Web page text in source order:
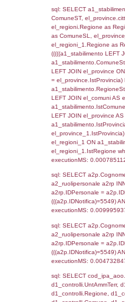
Debug
sql:
sql:
sql:
WHERE
sql:
sql: